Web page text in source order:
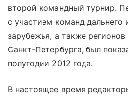
второй командный турнир.
с участием команд дальнего
зарубежья, а также
Санкт-Петербурга, был
полугодии 2012 года.
В настоящее время